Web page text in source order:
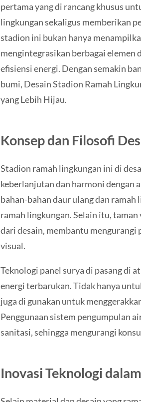
pertama yang di rancang khusus
lingkungan sekaligus memberikan
stadion ini bukan hanya
mengintegrasikan berbagai elemen
efisiensi energi. Dengan semakin
bumi, Desain Stadion Ramah
yang Lebih Hijau.
Konsep dan Filosofi
Stadion ramah lingkungan ini di
keberlanjutan dan harmoni dengan
bahan-bahan daur ulang dan
ramah lingkungan. Selain itu,
dari desain, membantu mengurangi
visual.
Teknologi panel surya di pasang di
energi terbarukan. Tidak hanya
juga di gunakan untuk
Penggunaan sistem pengumpulan
sanitasi, sehingga mengurangi
Inovasi Teknologi